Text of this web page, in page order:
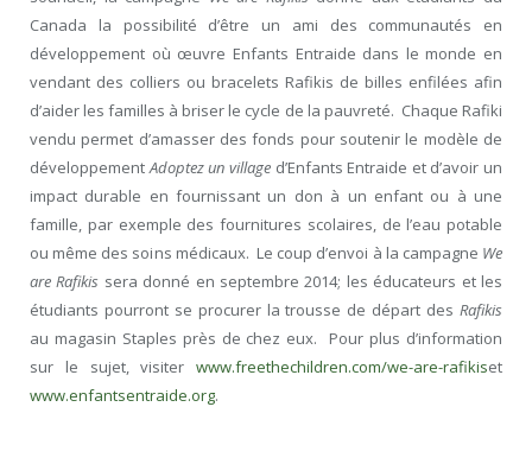
Canada la possibilité d’être un ami des communautés en
développement où œuvre Enfants Entraide dans le monde en
vendant des colliers ou bracelets Rafikis de billes enfilées afin
d’aider les familles à briser le cycle de la pauvreté. Chaque Rafiki
vendu permet d’amasser des fonds pour soutenir le modèle de
développementAdoptez un villaged’Enfants Entraide et d’avoir un
impact durable en fournissant un don à un enfant ou à une
famille, par exemple des fournitures scolaires, de l’eau potable
ou même des soins médicaux. Le coup d’envoi à la campagne We
are Rafikis sera donné en septembre 2014; les éducateurs et les
étudiants pourront se procurer la trousse de départ des Rafikis
au magasin Staples près de chez eux. Pour plus d’information
sur le sujet, visiter www.freethechildren.com/we-are-rafikiset
www.enfantsentraide.org.